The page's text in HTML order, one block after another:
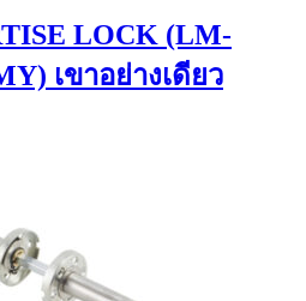
LOCK (LM-
เขาอย่างเดียว